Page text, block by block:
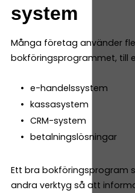
system
Många företag använder
bokföringsprogrammet, till
e-handelssystem
kassasystem
CRM-system
betalningslösningar
Ett bra bokföringsprogram
andra verktyg så att